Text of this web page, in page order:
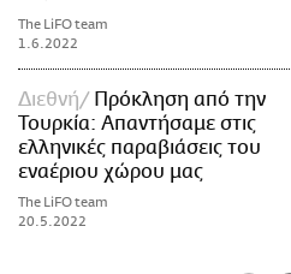
The LiFO team
1.6.2022
Διεθνή
Πρόκληση από την
Τουρκία: Απαντήσαμε στις
ελληνικές παραβιάσεις του
εναέριου χώρου μας
The LiFO team
20.5.2022